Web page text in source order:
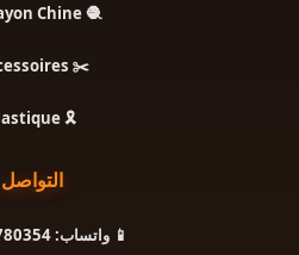
🧶 Fil Rayon Chine
✂️ Accessoires
🎗️ Élastique
التواصل
📱 واتساب: 213554780354